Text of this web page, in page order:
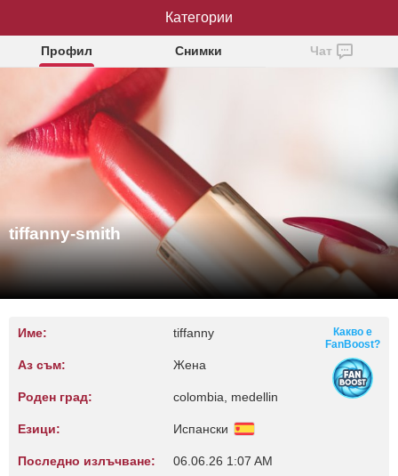
tiffanny-smith
Профил Снимки Чат
tiffanny-smith
Име: tiffanny
Аз съм: Жена
Роден град: colombia, medellin
Езици: Испански
Последно излъчване: 06.06.26 1:07 AM
Какво е
FanBoost?
Категории